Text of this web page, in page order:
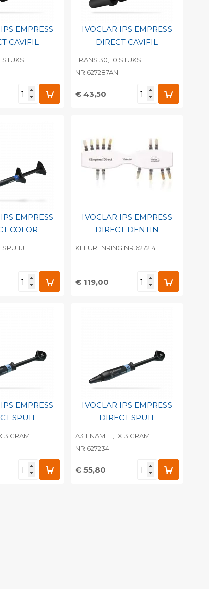
EMPRESS
CAVIFIL
STUKS
IVOCLAR IPS EMPRESS
DIRECT CAVIFIL
TRANS 30, 10 STUKS
NR.627287AN
€ 43,50
EMPRESS
COLOR
SPUITJE
IVOCLAR IPS EMPRESS
DIRECT DENTIN
KLEURENRING NR.627214
€ 119,00
EMPRESS
SPUIT
3 GRAM
IVOCLAR IPS EMPRESS
DIRECT SPUIT
A3 ENAMEL, 1X 3 GRAM
NR.627234
€ 55,80